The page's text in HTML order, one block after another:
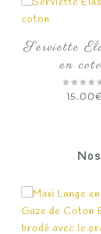
Serviette
en
15.00